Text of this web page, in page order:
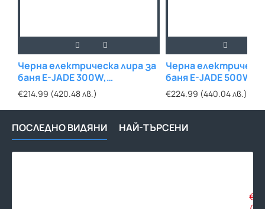
Черна електрическа лира за
баня E-JADE 300W,
400х720mm
€214.99 (420.48 лв.)
Черна
баня E-JADE 500W,
480х920mm
€224.99 (440.04 лв.)
ПОСЛЕДНО ВИДЯНИ НАЙ-ТЪРСЕНИ